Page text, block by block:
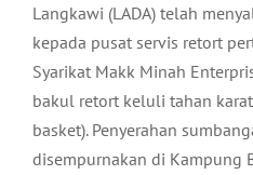
Langkawi (LADA) telah
kepada pusat servis retort
Syarikat Makk Minah
bakul retort keluli tahan
basket). Penyerahan
disempurnakan di Kampung